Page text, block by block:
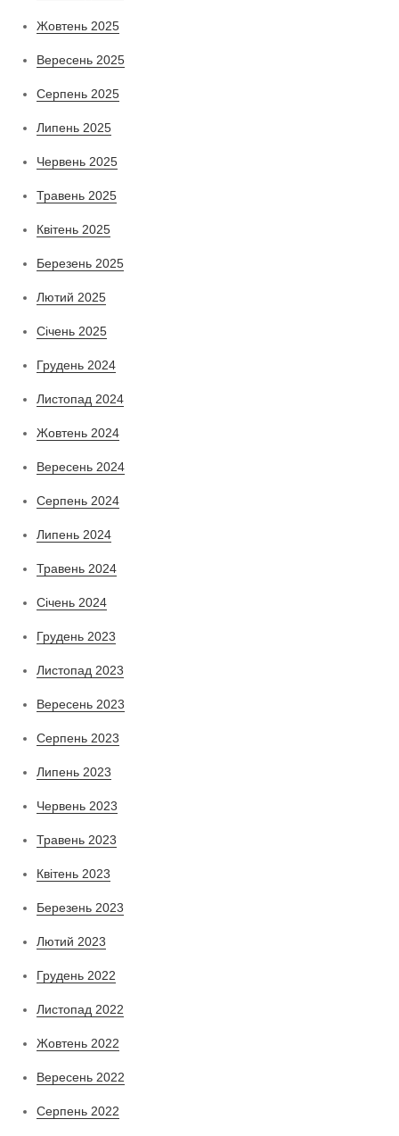
Жовтень 2025
Вересень 2025
Серпень 2025
Липень 2025
Червень 2025
Травень 2025
Квітень 2025
Березень 2025
Лютий 2025
Січень 2025
Грудень 2024
Листопад 2024
Жовтень 2024
Вересень 2024
Серпень 2024
Липень 2024
Травень 2024
Січень 2024
Грудень 2023
Листопад 2023
Вересень 2023
Серпень 2023
Липень 2023
Червень 2023
Травень 2023
Квітень 2023
Березень 2023
Лютий 2023
Грудень 2022
Листопад 2022
Жовтень 2022
Вересень 2022
Серпень 2022